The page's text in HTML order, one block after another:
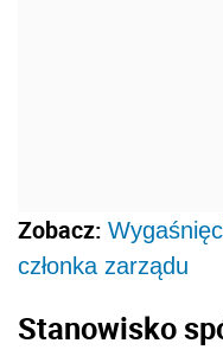
Zobacz:
członka zarządu
Stanowisko